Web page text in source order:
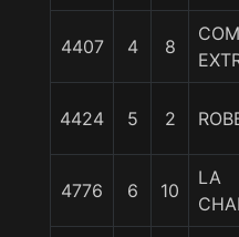
4407 4 8
4424 5 2
4776 6 10
LA